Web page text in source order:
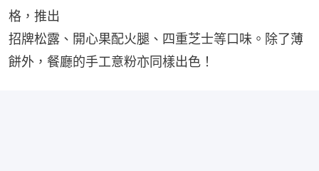
格，推出
招牌松露、開心果配火腿、四重芝士等口味。除了薄
餅外，餐廳的手工意粉亦同樣出色！